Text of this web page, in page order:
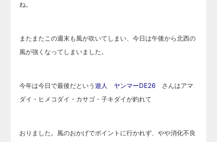
ね。
またまたこの週末も風が吹いてしまい、今日は午後から北西の
風が強くなってしまいました。
今年は今日で最後だという遊人 ヤンマーDE26 さんはアマ
ダイ・ヒメコダイ・カサゴ・子キダイが釣れて
おりました。風のおかげでポイントに行かれず、やや消化不良